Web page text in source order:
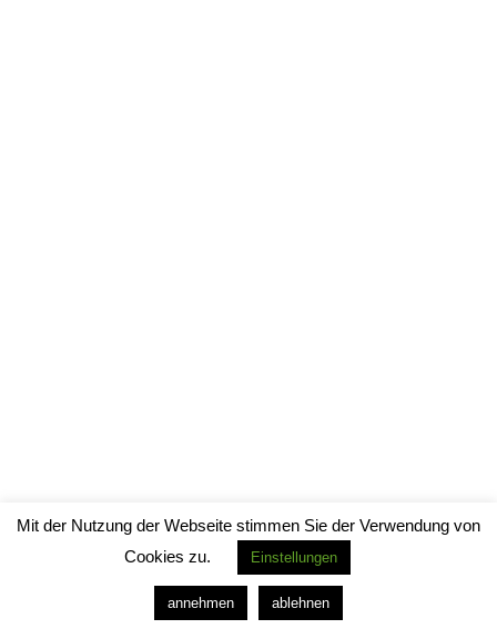
Mit der Nutzung der Webseite stimmen Sie der Verwendung von
Cookies zu.
Einstellungen
annehmen ablehnen